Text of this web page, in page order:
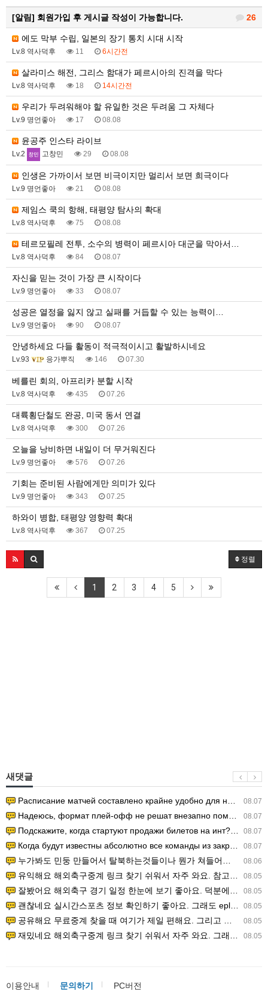
26
[알림] 회원가입 후 게시글 작성이 가능합니다.
에도 막부 수립, 일본의 장기 통치 시대 시작
Lv.8 역사덕후 11 6시간전
살라미스 해전, 그리스 함대가 페르시아의 진격을 막다
Lv.8 역사덕후 18 14시간전
우리가 두려워해야 할 유일한 것은 두려움 그 자체다
Lv.9 명언좋아 17 08.08
윤공주 인스타 라이브
Lv.2 고창민 29 08.08
인생은 가까이서 보면 비극이지만 멀리서 보면 희극이다
Lv.9 명언좋아 21 08.08
제임스 쿡의 항해, 태평양 탐사의 확대
Lv.8 역사덕후 75 08.08
테르모필레 전투, 소수의 병력이 페르시아 대군을 막아서…
Lv.8 역사덕후 84 08.07
자신을 믿는 것이 가장 큰 시작이다
Lv.9 명언좋아 33 08.07
성공은 열정을 잃지 않고 실패를 거듭할 수 있는 능력이…
Lv.9 명언좋아 90 08.07
안녕하세요 다들 활동이 적극적이시고 활발하시네요
Lv.93 응가뿌직 146 07.30
베를린 회의, 아프리카 분할 시작
Lv.8 역사덕후 435 07.26
대륙횡단철도 완공, 미국 동서 연결
Lv.8 역사덕후 300 07.26
오늘을 낭비하면 내일이 더 무거워진다
Lv.9 명언좋아 576 07.26
기회는 준비된 사람에게만 의미가 있다
Lv.9 명언좋아 343 07.25
하와이 병합, 태평양 영향력 확대
Lv.8 역사덕후 367 07.25
정렬
1 2 3 4 5
새댓글
08.07
Расписание матчей составлено крайне удобно для нашего часово…
08.07
Надеюсь, формат плей-офф не решат внезапно поменять. https:/…
08.07
Подскажите, когда стартуют продажи билетов на инт? https://g…
08.07
Когда будут известны абсолютно все команды из закрытых квали…
08.06
누가봐도 민둥 만들어서 탈북하는것들이나 뭔가 쳐들어오는 낌새를 미리 알아차리기 위함이지 저걸 전쟁준비라고 하…
08.05
유익해요 해외축구중계 링크 찾기 쉬워서 자주 와요. 참고로 무료스포츠중계 정보 확인할 때 출처 꼭 체크해요.…
08.05
잘봤어요 해외축구 경기 일정 한눈에 보기 좋아요. 덕분에 epl중계 볼 때 공식 중계 채널 먼저 찾아봐요. …
08.05
괜찮네요 실시간스포츠 정보 확인하기 좋아요. 그래도 epl중계 볼 때 공식 중계 채널 먼저 찾아봐요. 북마크…
08.05
공유해요 무료중계 찾을 때 여기가 제일 편해요. 그리고 무료스포츠중계 정보 확인할 때 출처 꼭 체크해요. 앞…
08.05
재밌네요 해외축구중계 링크 찾기 쉬워서 자주 와요. 그래서 해외축구중계도 정식 서비스로 봐야 안전해요. 다음…
이용안내 문의하기 PC버전